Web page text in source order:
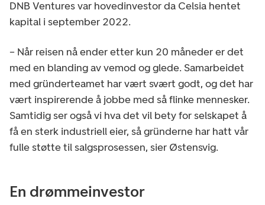
DNB Ventures var hovedinvestor da Celsia hentet
kapital i september 2022.
– Når reisen nå ender etter kun 20 måneder er det
med en blanding av vemod og glede. Samarbeidet
med gründerteamet har vært svært godt, og det har
vært inspirerende å jobbe med så flinke mennesker.
Samtidig ser også vi hva det vil bety for selskapet å
få en sterk industriell eier, så gründerne har hatt vår
fulle støtte til salgsprosessen, sier Østensvig.
En drømmeinvestor